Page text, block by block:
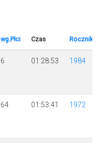
wg.Płci Czas Rocznik
6 01:28:53 1984
64 01:53:41 1972